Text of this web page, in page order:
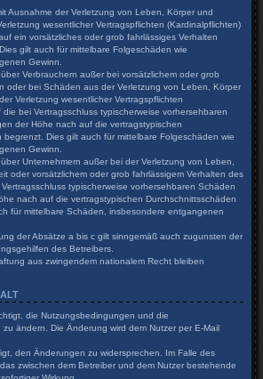
Ausnahme der Verletzung von Leben, Körper und
wesentlicher Vertragspflichten (Kardinalpflichten)
ein vorsätzliches oder grob fahrlässiges Verhalten
gilt auch für mittelbare Folgeschäden wie
Gewinn.
Verbrauchern außer bei vorsätzlichem oder grob
oder bei Schäden aus der Verletzung von Leben, Körper
Verletzung wesentlicher Vertragspflichten
bei Vertragsschluss typischerweise vorhersehbaren
der Höhe nach auf die vertragstypischen
begrenzt. Dies gilt auch für mittelbare Folgeschäden wie
Gewinn.
Unternehmern außer bei der Verletzung von Leben,
oder vorsätzlichem oder grob fahrlässigem Verhalten des
typischerweise vorhersehbaren Schäden
nach auf die vertragstypischen Durchschnittsschäden
für mittelbare Schäden, insbesondere entgangenen
der Absätze a bis c gilt sinngemäß auch zugunsten der
des Betreibers.
aus zwingendem nationalem Recht bleiben
die Nutzungsbedingungen und die
ändern. Die Änderung wird dem Nutzer per E-Mail
den Änderungen zu widersprechen. Im Falle des
zwischen dem Betreiber und dem Nutzer bestehende